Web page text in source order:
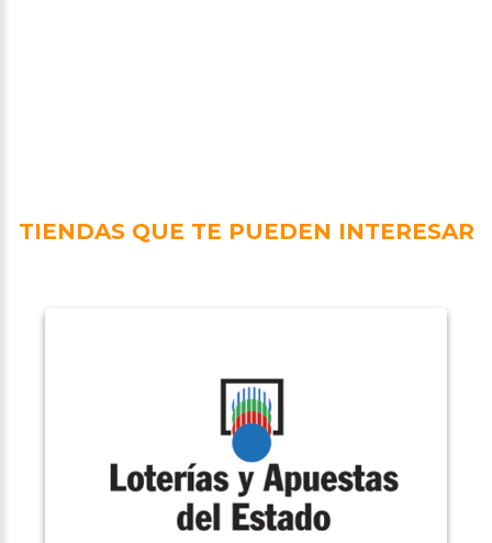
TIENDAS QUE TE PUEDEN INTERESAR